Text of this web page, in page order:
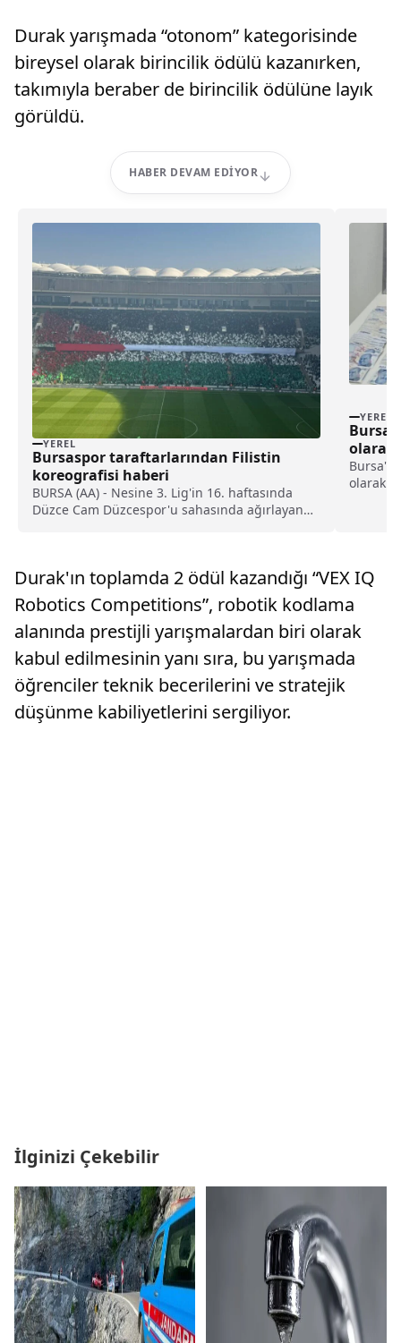
Durak yarışmada “otonom” kategorisinde
bireysel olarak birincilik ödülü kazanırken,
takımıyla beraber de birincilik ödülüne layık
görüldü.
HABER DEVAM EDIYOR
YEREL
Bursaspor taraftarlarından Filistin
koreografisi haberi
BURSA (AA) - Nesine 3. Lig'in 16. haftasında
Düzce Cam Düzcespor'u sahasında ağırlayan
Lig şampiyonluğu bul...
YEREL
olarak
olarak
Durak'ın toplamda 2 ödül kazandığı “VEX IQ
Robotics Competitions”, robotik kodlama
alanında prestijli yarışmalardan biri olarak
kabul edilmesinin yanı sıra, bu yarışmada
öğrenciler teknik becerilerini ve stratejik
düşünme kabiliyetlerini sergiliyor.
İlginizi Çekebilir